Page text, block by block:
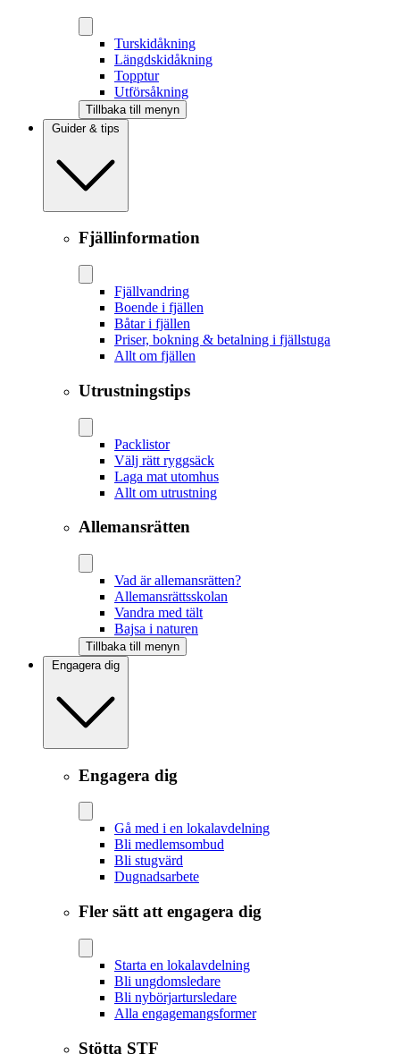
Tur­skidåkning
Längd­skidåkning
Topptur
Utförsåkning
Tillbaka till menyn
Guider & tips
Fjällinformation
Fjällvandring
Boende i fjällen
Båtar i fjällen
Priser, bokning & betalning i fjällstuga
Allt om fjällen
Utrustningstips
Packlistor
Välj rätt ryggsäck
Laga mat utomhus
Allt om utrustning
Allemansrätten
Vad är allemansrätten?
Allemansrättsskolan
Vandra med tält
Bajsa i naturen
Tillbaka till menyn
Engagera dig
Engagera dig
Gå med i en lokalavdelning
Bli medlemsombud
Bli stugvärd
Dugnadsarbete
Fler sätt att engagera dig
Starta en lokalavdelning
Bli ungdomsledare
Bli nybörjartursledare
Alla engagemangsformer
Stötta STF